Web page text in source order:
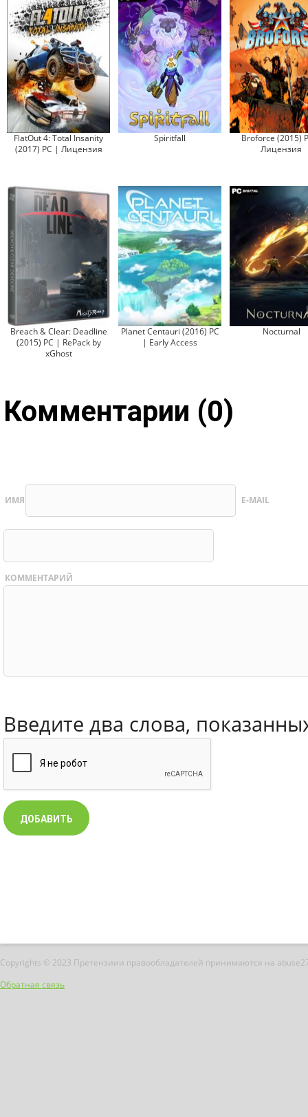
FlatOut 4: Total Insanity
(2017) PC | Лицензия
Spiritfall
Broforce (2015)
Лицензия
Breach & Clear: Deadline
(2015) PC | RePack by
xGhost
Planet Centauri (2016) PC
| Early Access
Nocturnal
Комментарии (0)
ИМЯ E-MAIL
КОММЕНТАРИЙ
Введите два слова,
Copyrights © 2023 Претензиии правообладателей принимаются на
Обратная связь